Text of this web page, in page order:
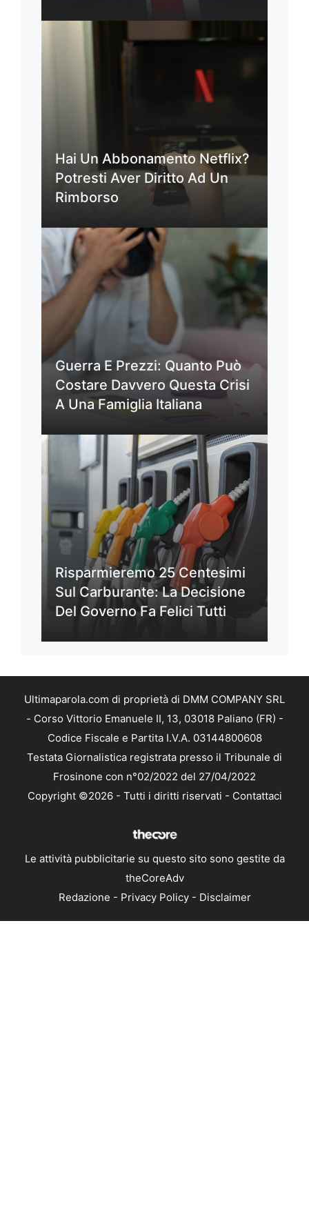
Hai Un Abbonamento Netflix?
Potresti Aver Diritto Ad Un
Rimborso
Guerra E Prezzi: Quanto Può
Costare Davvero Questa Crisi
A Una Famiglia Italiana
Risparmieremo 25 Centesimi
Sul Carburante: La Decisione
Del Governo Fa Felici Tutti
Ultimaparola.com di proprietà di DMM COMPANY SRL
- Corso Vittorio Emanuele II, 13, 03018 Paliano (FR) -
Codice Fiscale e Partita I.V.A. 03144800608
Testata Giornalistica registrata presso il Tribunale di
Frosinone con n°02/2022 del 27/04/2022
Copyright ©2026 - Tutti i diritti riservati - Contattaci
Le attività pubblicitarie su questo sito sono gestite da
theCoreAdv
Redazione - Privacy Policy- Disclaimer